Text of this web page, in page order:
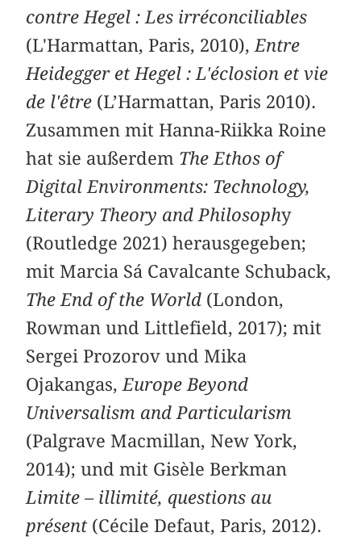
contre Hegel : Les irréconciliables
(L'Harmattan, Paris, 2010), Entre
Heidegger et Hegel : L'éclosion et vie
de l'être (L’Harmattan, Paris 2010).
Zusammen mit Hanna-Riikka Roine
hat sie außerdem The Ethos of
Digital Environments: Technology,
Literary Theory and Philosophy
(Routledge 2021) herausgegeben;
mit Marcia Sá Cavalcante Schuback,
The End of the World (London,
Rowman und Littlefield, 2017); mit
Sergei Prozorov und Mika
Ojakangas, Europe Beyond
Universalism and Particularism
(Palgrave Macmillan, New York,
2014); und mit Gisèle Berkman
Limite – illimité, questions au
présent (Cécile Defaut, Paris, 2012).